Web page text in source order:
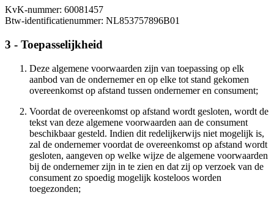
KvK-nummer: 60081457
Btw-identificatienummer: NL853757896B01
3 - Toepasselijkheid
Deze algemene voorwaarden zijn van toepassing op elk
aanbod van de ondernemer en op elke tot stand gekomen
overeenkomst op afstand tussen ondernemer en consument;
Voordat de overeenkomst op afstand wordt gesloten, wordt de
tekst van deze algemene voorwaarden aan de consument
beschikbaar gesteld. Indien dit redelijkerwijs niet mogelijk is,
zal de ondernemer voordat de overeenkomst op afstand wordt
gesloten, aangeven op welke wijze de algemene voorwaarden
bij de ondernemer zijn in te zien en dat zij op verzoek van de
consument zo spoedig mogelijk kosteloos worden
toegezonden;